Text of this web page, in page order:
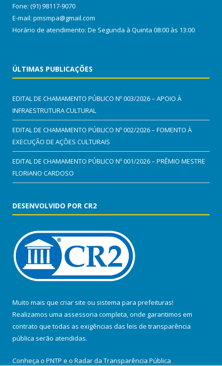
Fone: (91) 98117-9070
E-mail: pmsmpa@gmail.com
Horário de atendimento: De Segunda à Quinta 08:00 às 13:00
ÚLTIMAS PUBLICAÇÕES
EDITAL DE CHAMAMENTO PÚBLICO Nº 003/2026 – APOIO À
INFRAESTRUTURA CULTURAL
EDITAL DE CHAMAMENTO PÚBLICO Nº 002/2026 – FOMENTO À
EXECUÇÃO DE AÇÕES CULTURAIS
EDITAL DE CHAMAMENTO PÚBLICO Nº 001/2026 – PRÊMIO MESTRE
FLORIANO CARDOSO
DESENVOLVIDO POR CR2
Muito mais que criar site ou sistema para prefeituras!
Realizamos uma assessoria completa, onde garantimos em
contrato que todas as exigências das leis de transparência
pública serão atendidas.
Conheça o PNTP e o Radar da Transparência Pública